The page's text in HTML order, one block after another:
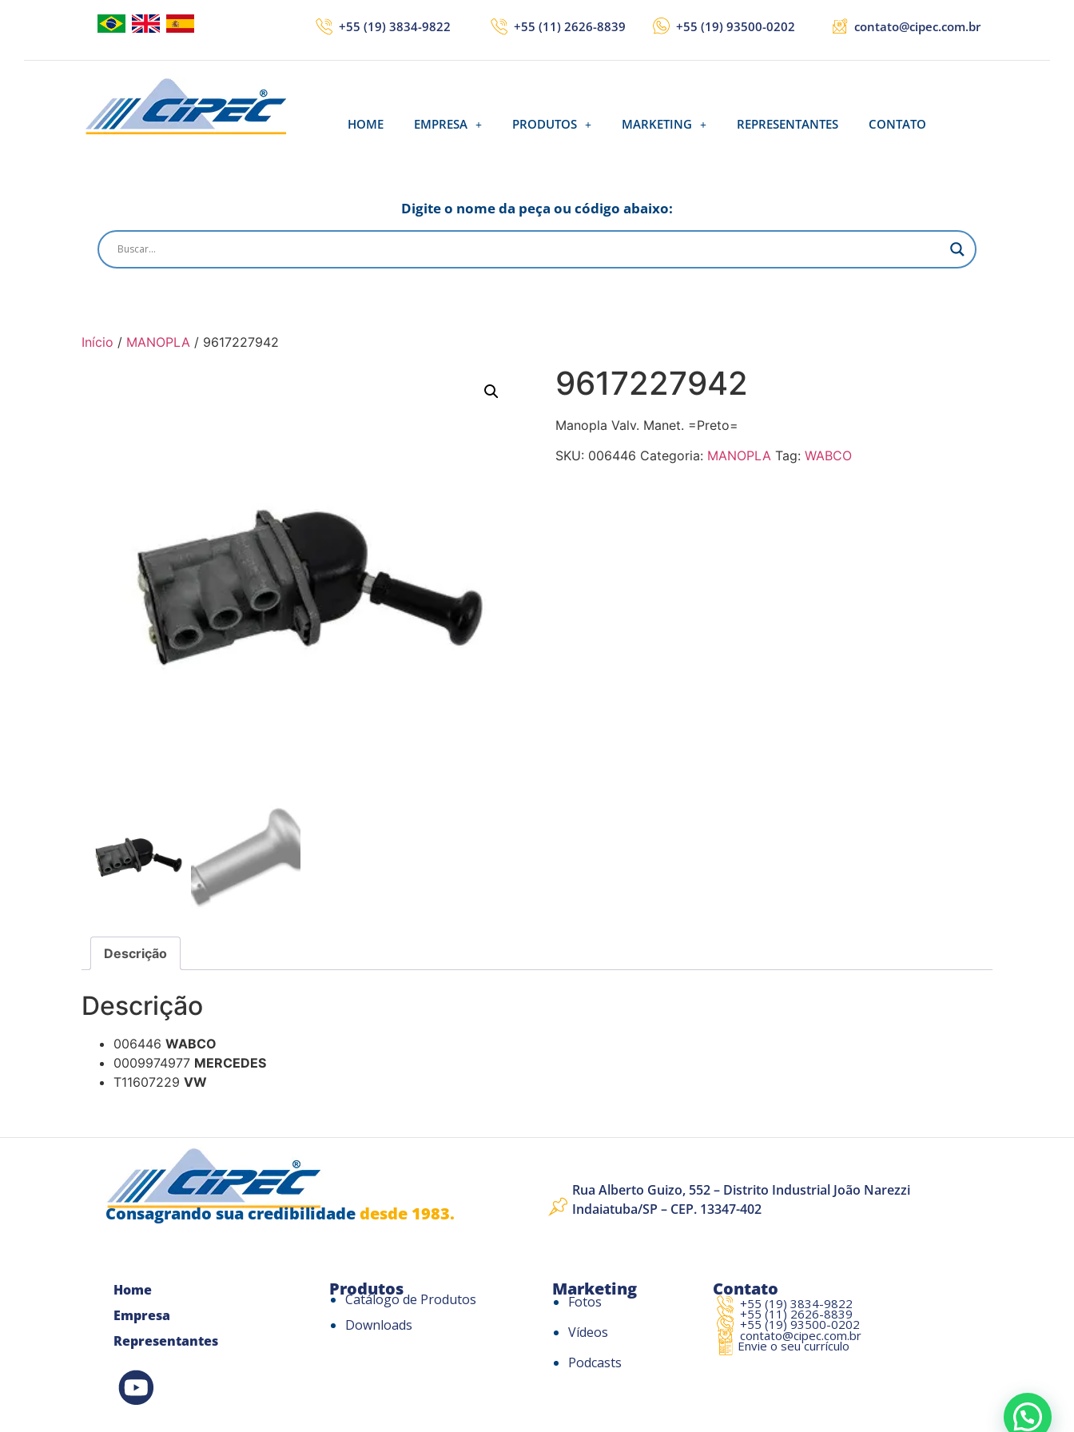
+55 (19) 3834-9822 +55 (11) 2626-8839 +55 (19) 93500-0202 contato@cipec.com.br
HOME EMPRESA PRODUTOS MARKETING REPRESENTANTES CONTATO
Digite o nome da peça ou código abaixo:
Início / MANOPLA / 9617227942
9617227942
Manopla Valv. Manet. =Preto=
SKU: 006446 Categoria: MANOPLA Tag: WABCO
Descrição
Descrição
006446 WABCO
0009974977 MERCEDES
T11607229 VW
Consagrando sua credibilidadedesde 1983.
Rua Alberto Guizo, 552 – Distrito Industrial João Narezzi
Indaiatuba/SP – CEP. 13347-402
Home
Empresa
Representantes
Produtos
Catálogo de Produtos
Downloads
Marketing
Fotos
Vídeos
Podcasts
Contato
+55 (19) 3834-9822
+55 (11) 2626-8839
+55 (19) 93500-0202
contato@cipec.com.br
Envie o seu currículo